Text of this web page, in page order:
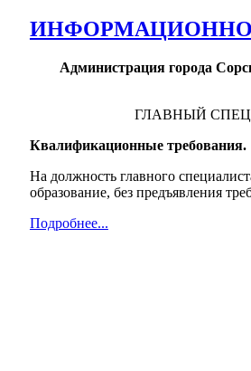
ИНФОРМАЦИОННОЕ
Администрация города
ГЛАВНЫЙ
Квалификационные требования.
На должность главного
образование, без предъявления
Подробнее...